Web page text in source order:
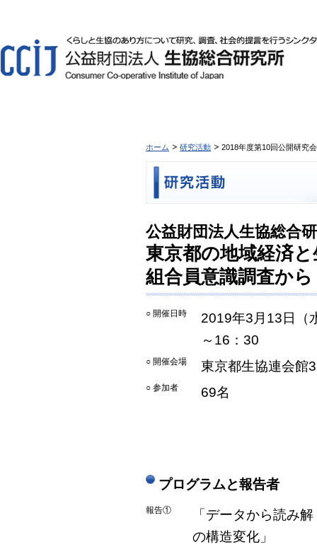
ホーム 研究活動 2018年度第10回公開研究
公益財団法人生協総合
東京都の地域経済
組合員意識調査から
○ 開催日時
2019年3月13日（
～16：30
○ 開催会場 東京都生協連会館
○ 参加者 69名
プログラムと報告者
報告①
「データから読み
の構造変化」